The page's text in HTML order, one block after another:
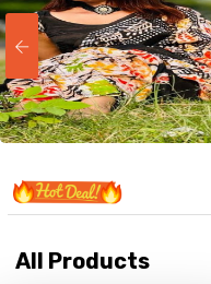
All Products